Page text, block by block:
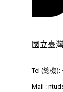
國立臺
Tel (總機):
Mail :